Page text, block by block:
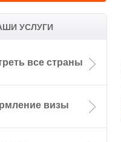
УСЛУГИ
все страны
визы